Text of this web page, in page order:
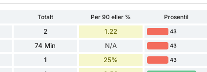
Totalt Per 90 eller %
Prosentil
2 1.22 43
74 Min N/A 43
1 25% 43